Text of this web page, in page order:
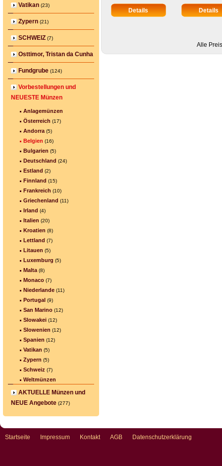
Vatikan (23)
Zypern (21)
SCHWEIZ (7)
Osttimor, Tristan da Cunha
Fundgrube (124)
Vorbestellungen und
NEUESTE Münzen
Anlagemünzen
Österreich (17)
Andorra (5)
Belgien (16)
Bulgarien (5)
Deutschland (24)
Estland (2)
Finnland (15)
Frankreich (10)
Griechenland (11)
Irland (4)
Italien (20)
Kroatien (8)
Lettland (7)
Litauen (5)
Luxemburg (5)
Malta (8)
Monaco (7)
Niederlande (11)
Portugal (9)
San Marino (12)
Slowakei (12)
Slowenien (12)
Spanien (12)
Vatikan (5)
Zypern (5)
Schweiz (7)
Weltmünzen
AKTUELLE Münzen und
NEUE Angebote (277)
Alle
Startseite Impressum Kontakt AGB Datenschutzerklärung